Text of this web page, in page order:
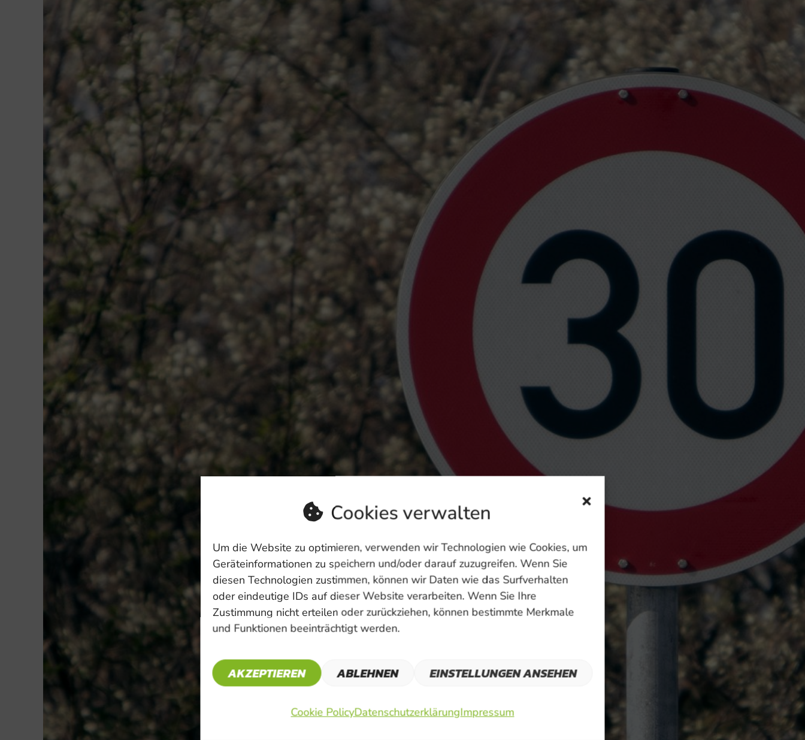
Cookies verwalten
Um die Website zu optimieren, verwenden wir Technologien wie Cookies, um
Geräteinformationen zu speichern und/oder darauf zuzugreifen. Wenn Sie
diesen Technologien zustimmen, können wir Daten wie das Surfverhalten
oder eindeutige IDs auf dieser Website verarbeiten. Wenn Sie Ihre
Zustimmung nicht erteilen oder zurückziehen, können bestimmte Merkmale
und Funktionen beeinträchtigt werden.
AKZEPTIEREN ABLEHNEN EINSTELLUNGEN ANSEHEN
Cookie PolicyDatenschutzerklärungImpressum
ausgespart bleiben. Sie haben sicher von dem Initiativantrag gehört
oder gelesen – oder sogar mitunterzeichnet – der dazu auf dem
Gemeindeamt eingelangt ist. Ca. 150 Menschen fordern darin eine
Ausweitung der Zone auf die verbleibenden Gemeindestraßen in Furth
und Palt. Im Herbst soll sich damit nun eine überparteiliche
Arbeitsgruppe gemeinsam mit Betroffenen austauschen.
Uns ist bewusst, dass diese Frage vielfach sehr emotional diskutiert
wird. Vielfach liegen den jeweiligen Meinungen keine Fakten zugrunde
sondern rein persönliche Empfindungen. Wir möchten hier einige
Argumente aufgreifen, die man vor allem von jener Seite hört, die für
ein Beibehalten von Tempo 50 sind. Das Umweltbundesamt
Deutschland hat bereits im Jahr 2016 genau diese Argumente
aufgegriffen und dazu eine der wenigen verfügbaren Studien gemacht,
die aber seht gute Antworten auf diese Fragen gibt.
Folgende Erläuterungen stammen allesamt aus diesem
Forschungsprojekt:
• Halten sich Autofahrende auf einer breiten Hauptverkehrsstraße
überhaupt an Tempo 30? Noch dazu, wenn das nicht rigoros
kontrolliert wird?
Die Antwort darauf laut Studie ist ein eindeutiges JA! Selbst ohne
Begleitmaßnahmen (bauliche Reduktion der Straßenbreite,
regelmäßige Kontrolle der Geschwindigkeit,..) nimmt die
durchschnittliche Geschwindigkeit in einer neu verordneten Tempo 30
der Unterschied hier ist also marginal. Am stärksten sinken die
Spitzengeschwindigkeiten – d.h, Rasende werden am meisten
eingebremst.
• Verursacht Tempo 30 nicht volkswirtschaftliche Kosten durch längere
Fahrzeiten?
Rein rechnerisch gemessen, verlängert sich die Fahrzeit im Unterschied
zu Tempo 50 um max. 4 Sekunden pro 100m. In der Praxis wird dieser
Wert allerdings nie erreicht. Ganz andere Faktoren tragen viel eher zu
einer Verlängerung der Fahrzeit bei. Die Studie hat ihre Messungen in
deutschen Städten durchgeführt, wo etwa Ampelschaltungen etc. viel
mehr Einfluss auf die Durchfahrtszeit haben. Auf die betroffenen
Straßenzüge in Furth/Palt kann man das so herunterbrechen: